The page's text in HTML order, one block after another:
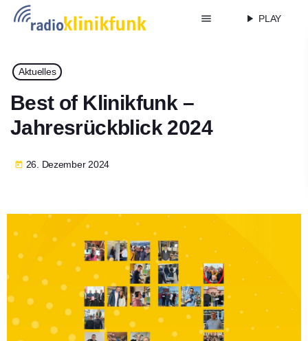
menu play_arrow PLAY
Aktuelles
Best of Klinikfunk –
Jahresrückblick 2024
today 26. Dezember 2024